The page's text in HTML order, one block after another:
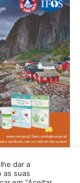
dar a
as suas